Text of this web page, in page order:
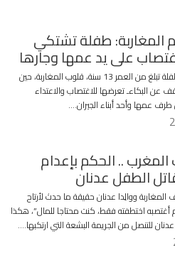
المغاربة: طفلة تشتكي
على يد عمها وجارها
هز مقطع فيديو لطفلة تبلغ من العمر 13 سنة، قلوب المغاربة، حين
عن البكاءـ تعرضها للاغتصاب والاعتداء
عمها وأحد أبناء الجيران….
.. الحكم بإعدام
الطفل عدنان
المغاربة ووالِدا عدنان حقيقة ما حدث لأرتاح
أغتصبه اختطفته فقط، كنت محتاجا للمال”، هكذا
للتنصل من الجريمة البشعة التي ارتكبها….